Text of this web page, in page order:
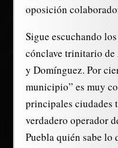
oposición
Sigue escuchando
cónclave trinitario
y Domínguez. Por
municipio” es muy
principales ciudades
verdadero operador
Puebla quién sabe lo